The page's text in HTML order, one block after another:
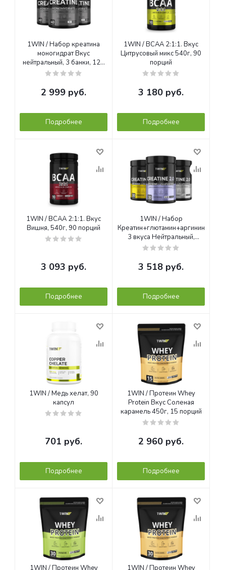
1WIN / Набор креатина
моногидрат Вкус
нейтральный, 3 банки, 120
порций
2 999 руб.
Подробнее
1WIN / BCAA 2:1:1. Вкус
Цитрусовый микс 540г, 90
порций
3 180 руб.
Подробнее
1WIN / BCAA 2:1:1. Вкус
Вишня, 540г, 90 порций
3 093 руб.
Подробнее
1WIN / Набор
Креатин+глютамин+аргинин
3 вкуса Нейтральный,
Лесные ягоды, Ананас, 200г
3 518 руб.
Подробнее
1WIN / Медь хелат, 90
капсул
701 руб.
Подробнее
1WIN / Протеин Whey
Protein Вкус Соленая
карамель 450г, 15 порций
2 960 руб.
Подробнее
1WIN / Протеин Whey 1WIN / Протеин Whey